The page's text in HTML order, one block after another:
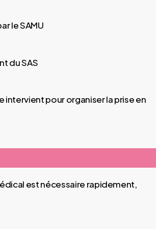
le SAMU
du SAS
intervient pour organiser la prise en
est nécessaire rapidement,